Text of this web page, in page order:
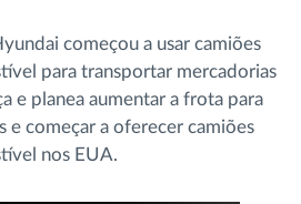
começou a usar camiões
para transportar mercadorias
e planea aumentar a frota para
e começar a oferecer camiões
nos EUA.